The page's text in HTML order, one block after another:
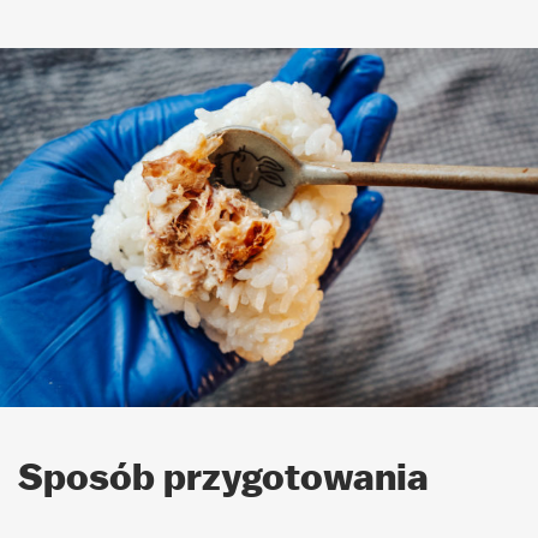
Sposób przygotowania